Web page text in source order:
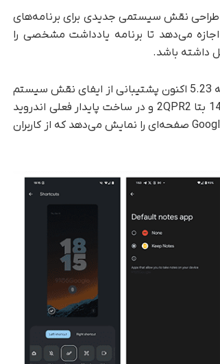
اندروید 14، گوگل شروع به طراحی نقش سیستمی جدیدی برای برنامه‌های
اجازه می‌دهد تا برنامه یادداشت مشخصی را
داشته باشد.
می‌نویسد در به‌روزرسانی‌های اخیر، Google Keep با نسخه 5.23 اکنون پشتیبانی از ایفای نقش سیستم
در اندروید 14 را اضافه کرده است. این امر نقش سیستم را در اندروید 14 بتا 2QPR2 و در ساخت پایدار فعلی اندروید
14 QPR1 نشان می‌دهد. در‌حال‌حاضر، این عملکرد فعال نیست. Google Keep صفحه‌ای را نمایش می‌دهد که از کاربران